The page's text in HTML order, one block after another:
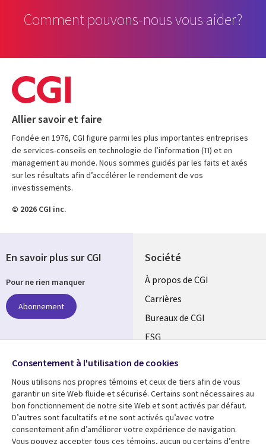
Comment pouvons-nous vous aider?
Allier savoir et faire
Fondée en 1976, CGI figure parmi les plus importantes entreprises
de services-conseils en technologie de l’information (TI) et en
management au monde. Nous sommes guidés par les faits et axés
sur les résultats afin d’accélérer le rendement de vos
investissements.
© 2026 CGI inc.
Société
Useful
links
CANADA
FR
À propos de CGI
Carrières
Bureaux de CGI
ESG
Ressources Support
En savoir plus sur CGI
Pour ne rien manquer
Abonnement
Suivez-nous
Social
Media
CANADA
Consentement à l'utilisation de cookies
Nous utilisons nos propres témoins et ceux de tiers afin de vous
garantir un site Web fluide et sécurisé. Certains sont nécessaires au
bon fonctionnement de notre site Web et sont activés par défaut.
D’autres sont facultatifs et ne sont activés qu’avec votre
consentement afin d’améliorer votre expérience de navigation.
Vous pouvez accepter tous ces témoins, aucun ou certains d’entre